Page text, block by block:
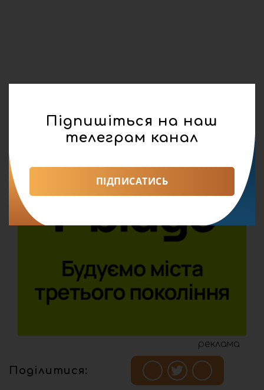
реклама
Поділитися:
Підпишіться на наш
телеграм канал
ПІДПИСАТИСЬ